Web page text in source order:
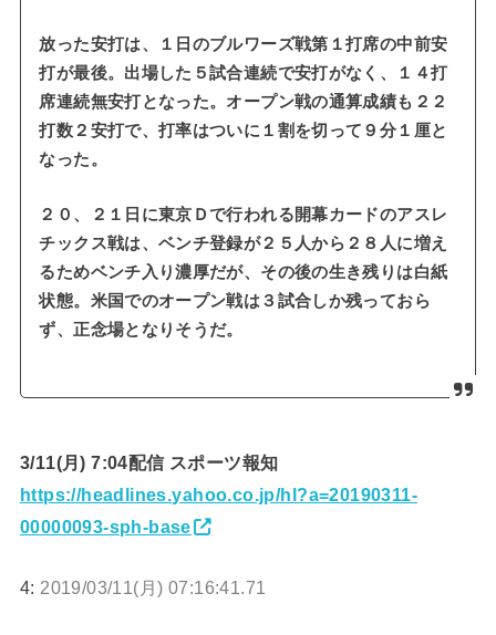
放った安打は、１日のブルワーズ戦第１打席の中前安
打が最後。出場した５試合連続で安打がなく、１４打
席連続無安打となった。オープン戦の通算成績も２２
打数２安打で、打率はついに１割を切って９分１厘と
なった。
２０、２１日に東京Ｄで行われる開幕カードのアスレ
チックス戦は、ベンチ登録が２５人から２８人に増え
るためベンチ入り濃厚だが、その後の生き残りは白紙
状態。米国でのオープン戦は３試合しか残っておら
ず、正念場となりそうだ。
3/11(月) 7:04配信 スポーツ報知
https://headlines.yahoo.co.jp/hl?a=20190311-
00000093-sph-base
4: 2019/03/11(月) 07:16:41.71